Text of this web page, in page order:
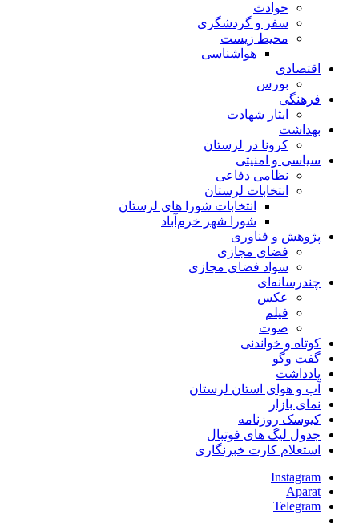
حوادث
سفر و گردشگری
محیط زیست
هواشناسی
اقتصادی
بورس
فرهنگی
ایثار شهادت
بهداشت
کرونا در لرستان
سیاسی و امنیتی
نظامی دفاعی
انتخابات لرستان
انتخابات شورا های لرستان
شورا شهر خرم‌آباد
پژوهش و فناوری
فضای مجازی
سواد فضای مجازی
چندرسانه‌ای
عكس
فیلم
صوت
کوتاه و خواندنی
گفت وگو
یادداشت
آب و هوای استان لرستان
نمای بازار
کیوسک روزنامه
جدول لیگ های فوتبال
استعلام کارت خبرنگاری
Instagram
Aparat
Telegram